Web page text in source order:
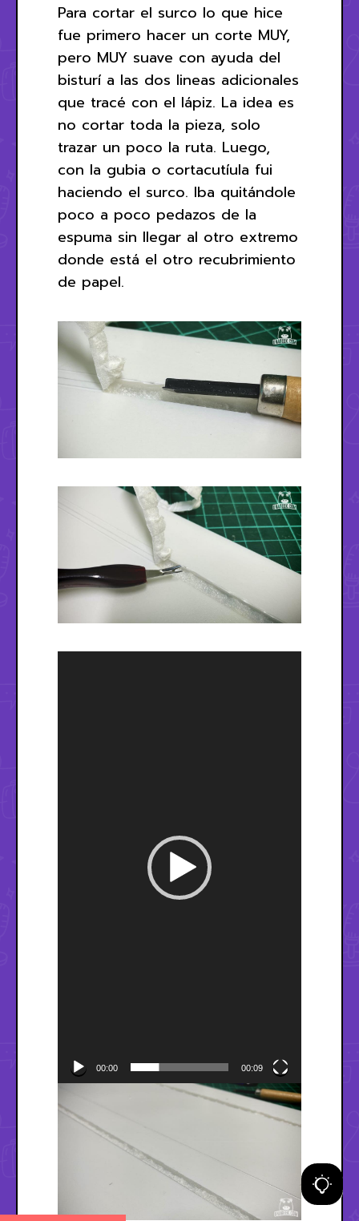
Para cortar el surco lo que hice
fue primero hacer un corte MUY,
pero MUY suave con ayuda del
bisturí a las dos lineas adicionales
que tracé con el lápiz. La idea es
no cortar toda la pieza, solo
trazar un poco la ruta. Luego,
con la gubia o cortacutíula fui
haciendo el surco. Iba quitándole
poco a poco pedazos de la
espuma sin llegar al otro extremo
donde está el otro recubrimiento
de papel.
00:00 00:09